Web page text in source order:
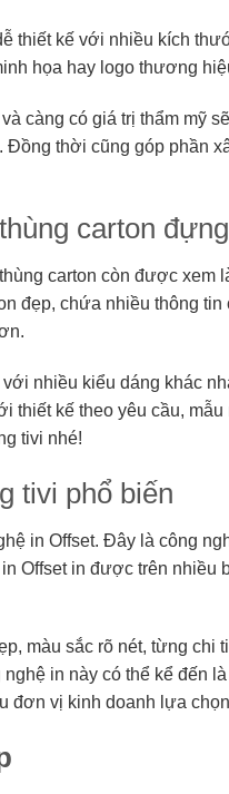
thiết kế với nhiều kích
họa hay logo thương
càng có giá trị thẩm mỹ
thời cũng góp phần
carton
carton còn được xem
đẹp, chứa nhiều thông
nhiều kiểu dáng khác
thiết kế theo yêu cầu,
tivi nhé!
tivi phổ biến
in Offset. Đây là công
Offset in được trên nhiều
màu sắc rõ nét, từng chi
in này có thể kể đến
đơn vị kinh doanh lựa